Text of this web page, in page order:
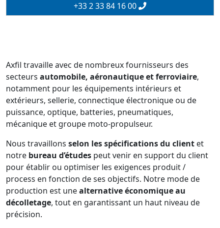
+33 2 33 84 16 00
Axfil travaille avec de nombreux fournisseurs des
secteurs automobile, aéronautique et ferroviaire,
notamment pour les équipements intérieurs et
extérieurs, sellerie, connectique électronique ou de
puissance, optique, batteries, pneumatiques,
mécanique et groupe moto-propulseur.
Nous travaillons selon les spécifications du client et
notre bureau d’études peut venir en support du client
pour établir ou optimiser les exigences produit /
process en fonction de ses objectifs. Notre mode de
production est unealternative économique au
décolletage, tout en garantissant un haut niveau de
précision.